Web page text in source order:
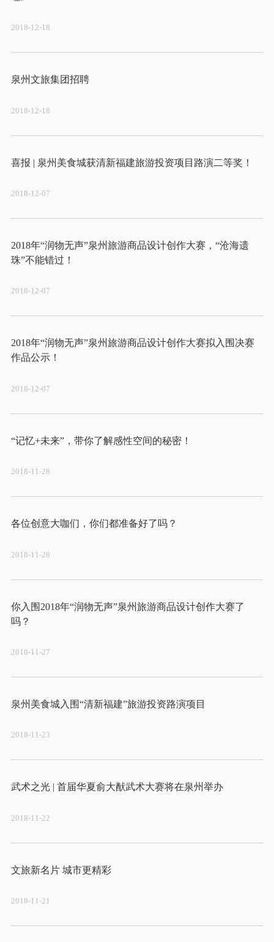
2018-12-18
泉州文旅集团招聘
2018-12-18
2018-12-07
2018年“润物无声”泉州旅游商品设计创作大赛，“沧海遗
2018-12-07
2018年“润物无声”泉州旅游商品设计创作大赛拟入围决赛
2018-12-07
2018-11-28
2018-11-28
你入围2018年“润物无声”泉州旅游商品设计创作大赛了
2018-11-27
2018-11-23
武术之光 | 首届华夏俞大猷武术大赛将在泉州举办
2018-11-22
文旅新名片 城市更精彩
2018-11-21